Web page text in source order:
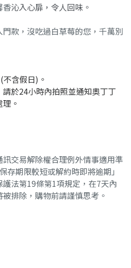
香沁入心扉，令人回味。
款，沒吃過白草莓的您，千萬別
含假日)。
於24小時內拍照並通知奧丁丁
。
交易解除權合理例外情事適用準
存期限較短或解約時即將逾期」
法第19條第1項規定，在7天內
排除，購物前請謹慎思考。